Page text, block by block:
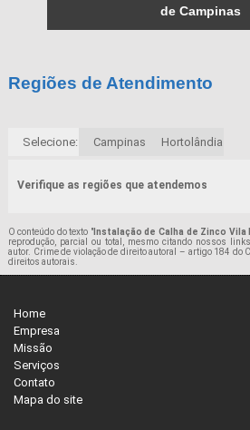
de Campinas
Regiões de Atendimento
Selecione: Campinas Hortolândia
Verifique as regiões que atendemos
O conteúdo do texto "Instalação de Calha de Zinco Vila
reprodução, parcial ou total, mesmo citando nossos
autor. Crime de violação de direito autoral – artigo 184 do
direitos autorais
Home
Empresa
Missão
Serviços
Contato
Mapa do site